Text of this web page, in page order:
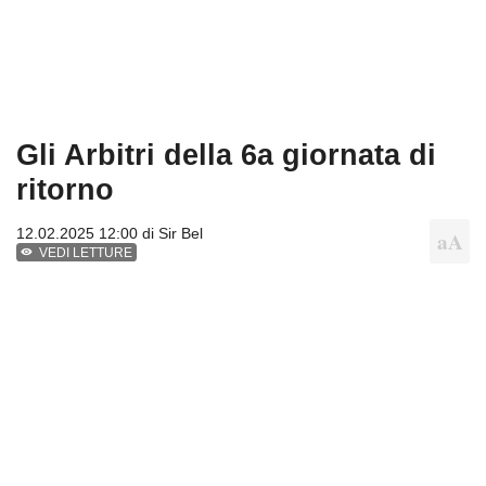
Gli Arbitri della 6a giornata di
ritorno
12.02.2025 12:00 di Sir Bel
VEDI LETTURE